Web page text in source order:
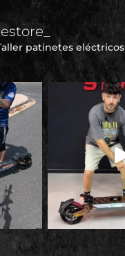
patinetes eléctricos